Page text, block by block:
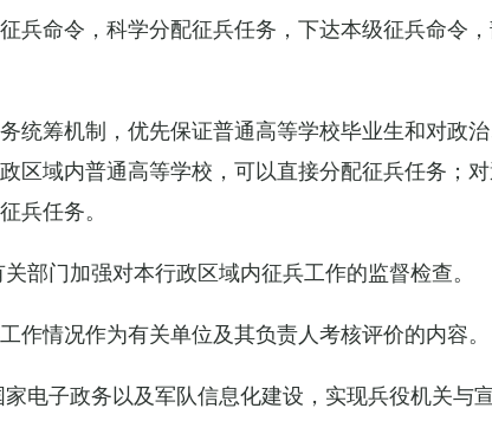
兵命令，科学分配征兵任务，下达本级征兵命令
筹机制，优先保证普通高等学校毕业生和对政治
区域内普通高等学校，可以直接分配征兵任务；
兵任务。
部门加强对本行政区域内征兵工作的监督检查。
情况作为有关单位及其负责人考核评价的内容。
电子政务以及军队信息化建设，实现兵役机关与